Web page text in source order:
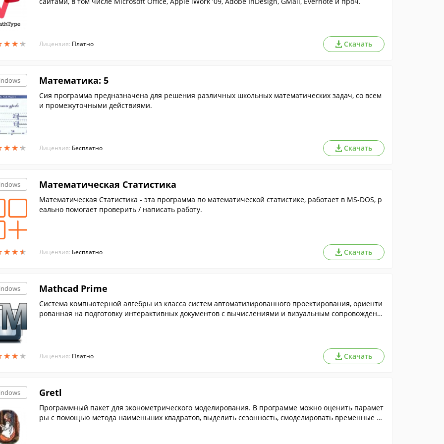
★★★
★★★ Лицензия: Платно Скачать
★★★
★★★
Математика: 5
Сия программа предназначена для решения различных школьных математических задач, со всем
и промежуточными действиями.
Лицензия: Бесплатно Скачать
★★★
★★★
Математическая Статистика
Математическая Статистика - эта программа по математической статистике, работает в MS-DOS, р
еально помогает проверить / написать работу.
Лицензия: Бесплатно Скачать
★★★
★★★
Mathcad Prime
Система компьютерной алгебры из класса систем автоматизированного проектирования, ориенти
рованная на подготовку интерактивных документов с вычислениями и визуальным сопровождени
Лицензия: Платно Скачать
Gretl
Программный пакет для эконометрического моделирования. В программе можно оценить парамет
ры с помощью метода наименьших квадратов, выделить сезонность, смоделировать временные р